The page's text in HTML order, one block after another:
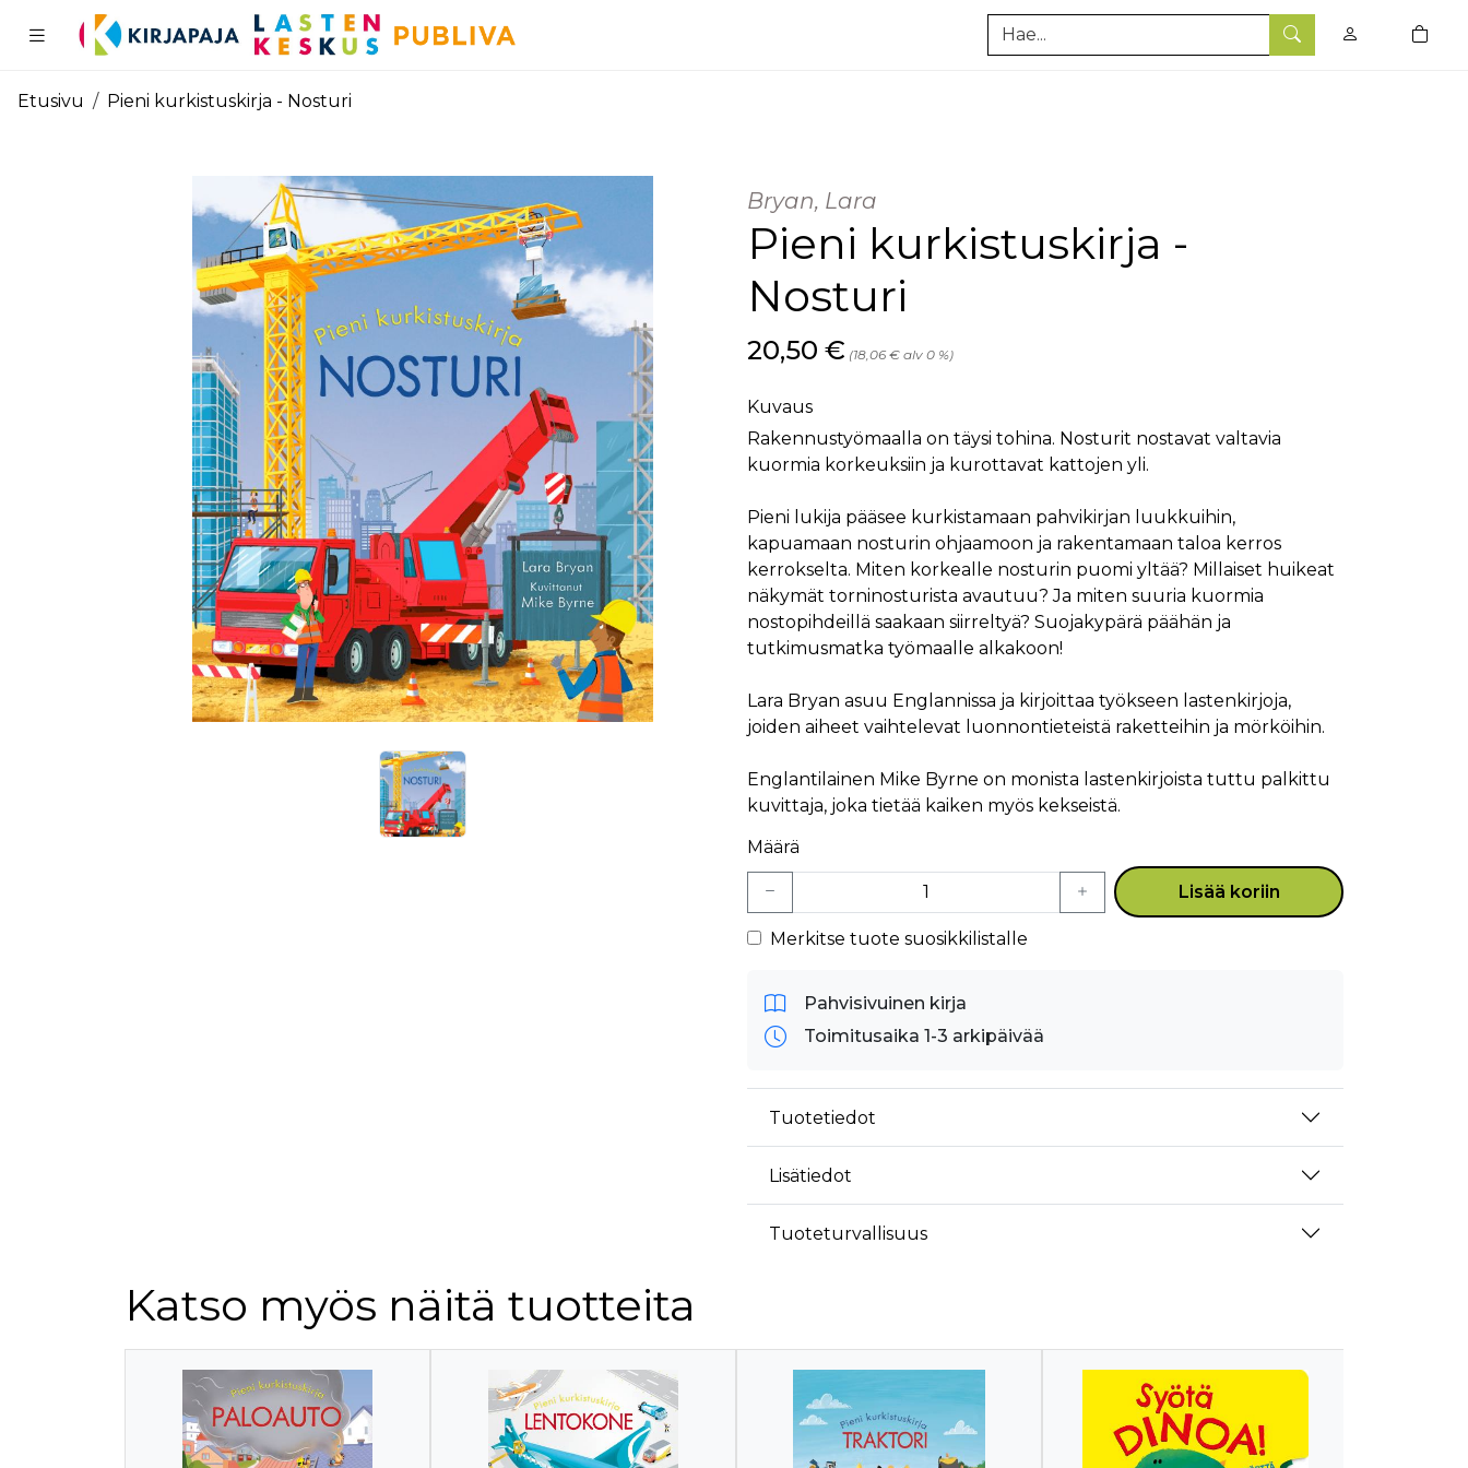
Hae
0
Etusivu Pieni kurkistuskirja - Nosturi
Bryan, Lara
Pieni kurkistuskirja -
Nosturi
Hinta nyt
20,50 € (18,06 € alv 0 %)
Kuvaus
Rakennustyömaalla on täysi tohina. Nosturit nostavat valtavia
kuormia korkeuksiin ja kurottavat kattojen yli.
Pieni lukija pääsee kurkistamaan pahvikirjan luukkuihin,
kapuamaan nosturin ohjaamoon ja rakentamaan taloa kerros
kerrokselta. Miten korkealle nosturin puomi yltää? Millaiset huikeat
näkymät torninosturista avautuu? Ja miten suuria kuormia
nostopihdeillä saakaan siirreltyä? Suojakypärä päähän ja
tutkimusmatka työmaalle alkakoon!
Lara Bryan asuu Englannissa ja kirjoittaa työkseen lastenkirjoja,
joiden aiheet vaihtelevat luonnontieteistä raketteihin ja mörköihin.
Englantilainen Mike Byrne on monista lastenkirjoista tuttu palkittu
kuvittaja, joka tietää kaiken myös kekseistä.
Määrä
Lisää koriin
Merkitse tuote suosikkilistalle
Pahvisivuinen kirja
Toimitusaika 1-3 arkipäivää
Tuotetiedot
Lisätiedot
Tuoteturvallisuus
Katso myös näitä tuotteita
Tuoteluettelon alku